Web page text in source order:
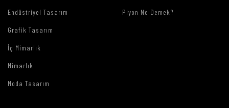
Endüstriyel Tasarım
Grafik Tasarım
İç Mimarlık
Mimarlık
Moda Tasarım
Piyon Ne Demek?